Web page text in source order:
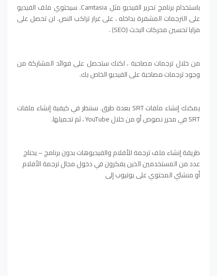
باستخدام برنامج تحرير الفيديو مثل Camtasia. سيحتوي ملف الفيديو
على الترجمات المشفرة بداخله ، على غرار تراكب النص. لن تحصل على
مزايا تحسين محركات البحث (SEO) .
من خلال ترجمات مصاحبة ، لكنك ستحصل على فوائد المشاركة من
وجود ترجمات مصاحبة على الفيديو الخاص بك.
يمكنك إنشاء ملفات SRT بعدة طرق. سننظر في كيفية إنشاء ملفات
SRT في محرر نصوص أو من خلال YouTube ، ثم تحميلها.
طريقة إنشاء ملف ترجمة للأفلام والفيديوهات بدون برنامج – يحتاج
عدد من المستخدمين الذين يفكرون في دخول مجال ترجمة الأفلام
أو منشئي المحتوي على يوتيوب إلى